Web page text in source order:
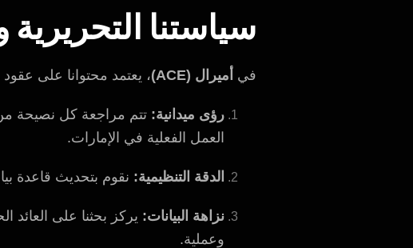
سياستنا التحريرية
في أميرال (ACE) ، يعتمد محتوانا على عقود
رؤى ميدانية:
العمل الفعلية في الإمارات.
الدقة التنظيمية: نقوم بتحديث قاعدة
نزاهة البيانات: يركز بحثنا على العائد
وعملية.